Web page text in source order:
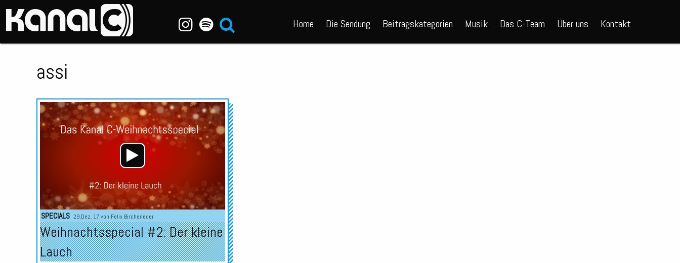
Home Die Sendung Beitragskategorien Musik Das C-Team Über uns Kontakt
assi
Audio-
Player
SPECIALS 29.Dez. 17 von Felix Bircheneder
Weihnachtsspecial #2: Der kleine
Lauch